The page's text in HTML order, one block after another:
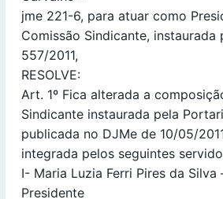
jme 221-6, para atuar como
Comissão Sindicante, instaurada
557/2011,
RESOLVE:
Art. 1º Fica alterada a
Sindicante instaurada pela
publicada no DJMe de 10/05/
integrada pelos seguintes
I- Maria Luzia Ferri Pires da Silva
Presidente